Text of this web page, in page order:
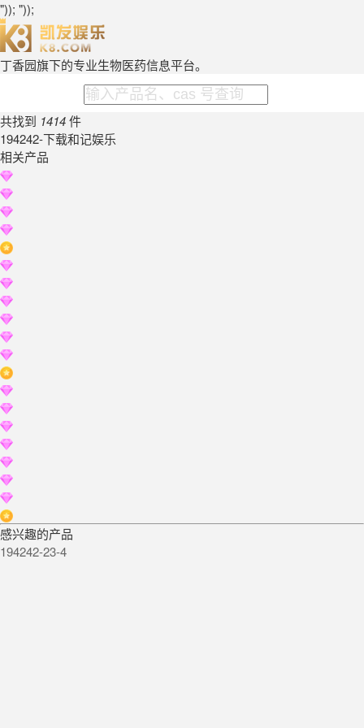
")); "));
丁香园旗下的专业生物医药信息平台。
共找到 1414件
194242-下载和记娱乐
相关产品
感兴趣的产品
194242-23-4